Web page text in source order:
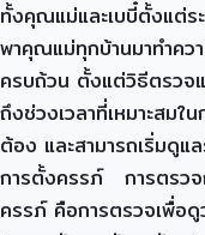
ทั้งคุณแม่และเบบี๋ตั้งแต่
พาคุณแม่ทุกบ้านมาทำคว
ครบถ้วน ตั้งแต่วิธีตรวจ
ถึงช่วงเวลาที่เหมาะสม
ต้อง และสามารถเริ่มดูแ
การตั้งครรภ์ การตรวจ
ครรภ์ คือการตรวจเพื่อดู